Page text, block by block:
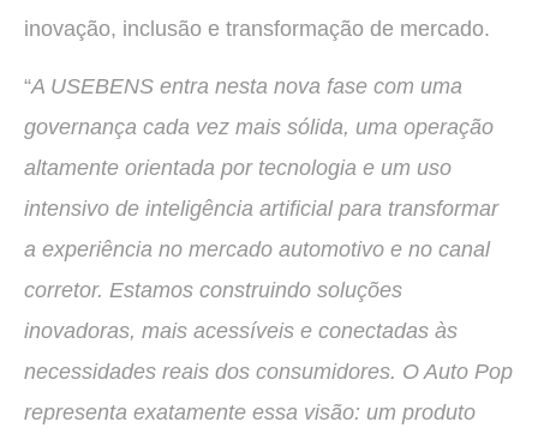
inovação, inclusão e transformação de mercado.
“A USEBENS entra nesta nova fase com uma
governança cada vez mais sólida, uma operação
altamente orientada por tecnologia e um uso
intensivo de inteligência artificial para transformar
a experiência no mercado automotivo e no canal
corretor. Estamos construindo soluções
inovadoras, mais acessíveis e conectadas às
necessidades reais dos consumidores. O Auto Pop
representa exatamente essa visão: um produto